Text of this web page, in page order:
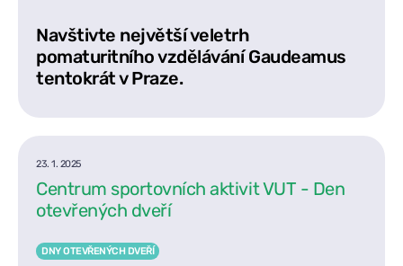
Navštivte největší veletrh
pomaturitního vzdělávání Gaudeamus
tentokrát v Praze.
23. 1. 2025
Centrum sportovních aktivit VUT - Den
otevřených dveří
DNY OTEVŘENÝCH DVEŘÍ